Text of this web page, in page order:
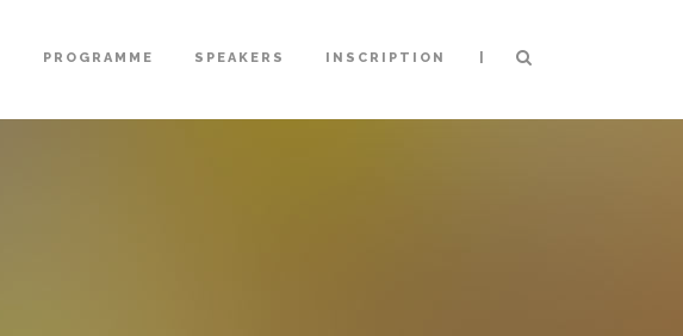
PROGRAMME SPEAKERS INSCRIPTION |